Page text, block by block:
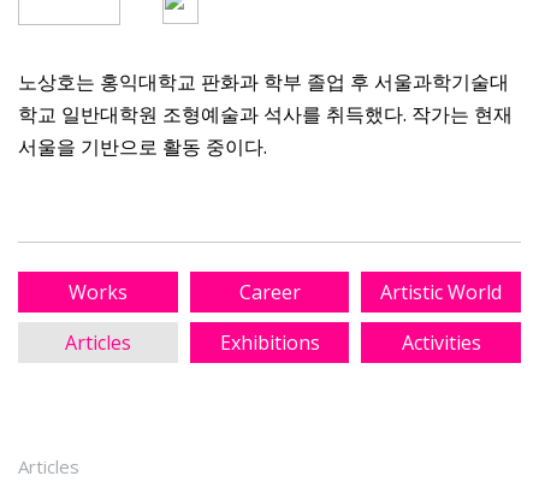
노상호는 홍익대학교 판화과 학부 졸업 후 서울과학기술대
학교 일반대학원 조형예술과 석사를 취득했다. 작가는 현재
서울을 기반으로 활동 중이다.
Works Career
Artistic World
Articles
Exhibitions Activities
Articles